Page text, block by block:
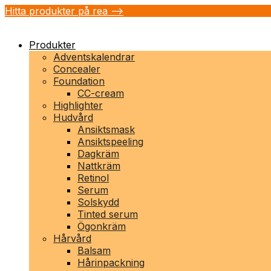
Hitta produkter på rea -->
Produkter
Adventskalendrar
Concealer
Foundation
CC-cream
Highlighter
Hudvård
Ansiktsmask
Ansiktspeeling
Dagkräm
Nattkräm
Retinol
Serum
Solskydd
Tinted serum
Ögonkräm
Hårvård
Balsam
Hårinpackning